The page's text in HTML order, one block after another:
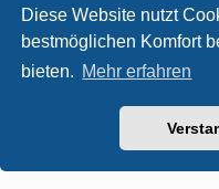
Diese Website nutzt
bestmöglichen Komfort
bieten. Mehr erfahren
Datenschutz